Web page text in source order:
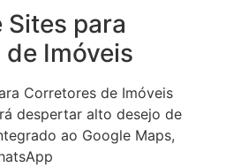
para
Imóveis
Corretores de Imóveis
despertar alto desejo de
ao Google Maps,